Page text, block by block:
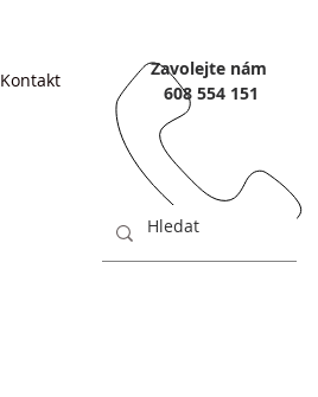
Kontakt
Zavolejte nám
608 554 151